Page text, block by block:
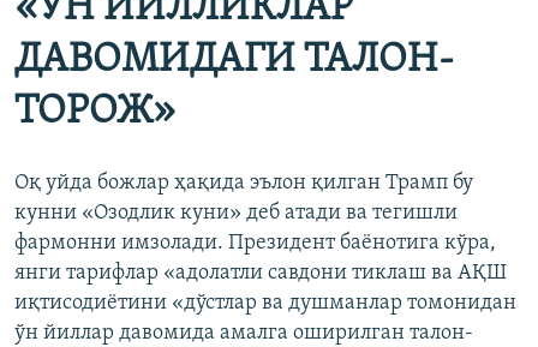
«ЎН ЙИЛЛИКЛАР
ДАВОМИДАГИ ТАЛОН-
ТОРОЖ»
Оқ уйда божлар ҳақида эълон қилган Трамп бу
кунни «Озодлик куни» деб атади ва тегишли
фармонни имзолади. Президент баёнотига кўра,
янги тарифлар «адолатли савдони тиклаш ва АҚШ
иқтисодиётини «дўстлар ва душманлар томонидан
ўн йиллар давомида амалга оширилган талон-